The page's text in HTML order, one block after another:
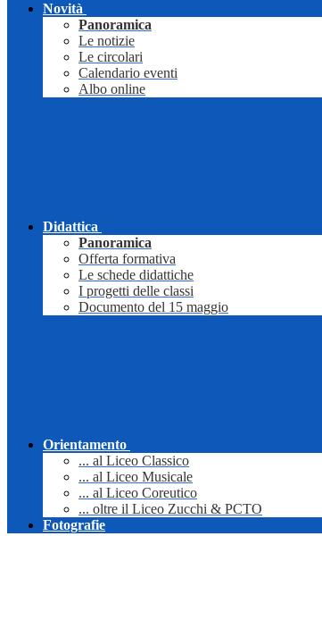
Novità
Panoramica
Le notizie
Le circolari
Calendario eventi
Albo online
Didattica
Panoramica
Offerta formativa
Le schede didattiche
I progetti delle classi
Documento del 15 maggio
Orientamento
... al Liceo Classico
... al Liceo Musicale
... al Liceo Coreutico
... oltre il Liceo Zucchi & PCTO
Fotografie